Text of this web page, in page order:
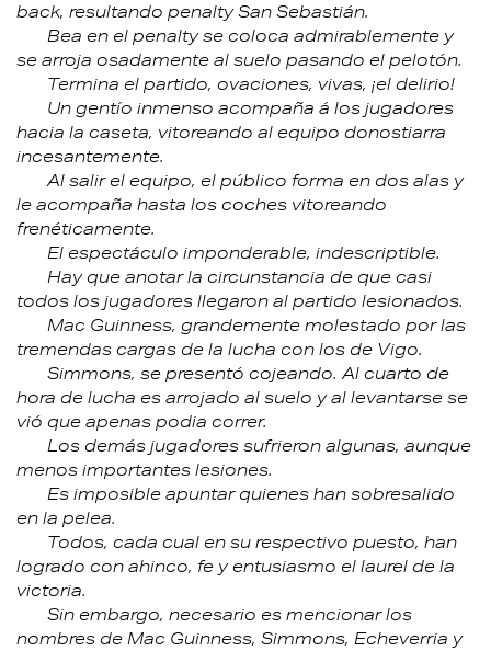
back, resultando penalty San Sebastián.
Bea en el penalty se coloca admirablemente y
se arroja osadamente al suelo pasando el pelotón.
Termina el partido, ovaciones, vivas, ¡el delirio!
Un gentío inmenso acompaña á los jugadores
hacia la caseta, vitoreando al equipo donostiarra
incesantemente.
Al salir el equipo, el público forma en dos alas y
le acompaña hasta los coches vitoreando
frenéticamente.
El espectáculo imponderable, indescriptible.
Hay que anotar la circunstancia de que casi
todos los jugadores llegaron al partido lesionados.
Mac Guinness, grandemente molestado por las
tremendas cargas de la lucha con los de Vigo.
Simmons, se presentó cojeando. Al cuarto de
hora de lucha es arrojado al suelo y al levantarse se
vió que apenas podia correr.
Los demás jugadores sufrieron algunas, aunque
menos importantes lesiones.
Es imposible apuntar quienes han sobresalido
en la pelea.
Todos, cada cual en su respectivo puesto, han
logrado con ahinco, fe y entusiasmo el laurel de la
victoria.
Sin embargo, necesario es mencionar los
nombres de Mac Guinness, Simmons, Echeverria y